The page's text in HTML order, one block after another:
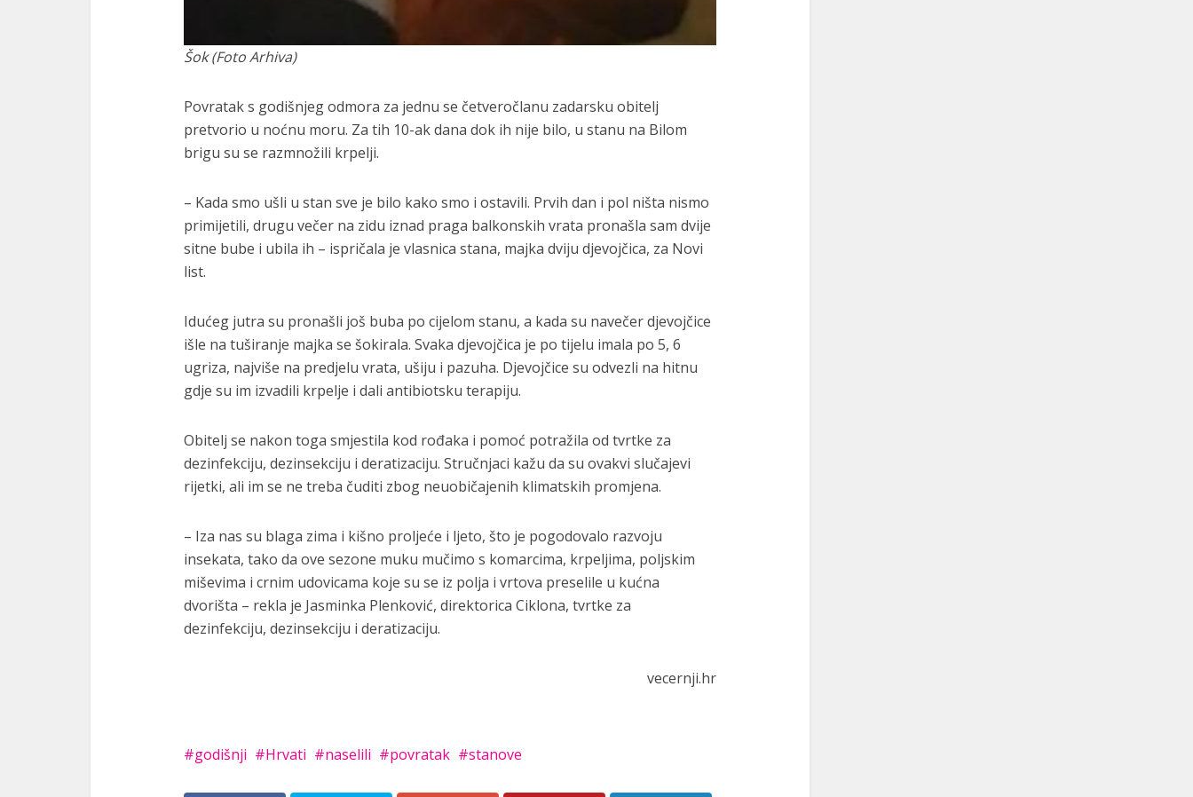
Šok (Foto Arhiva)
Povratak s godišnjeg odmora za jednu se četveročlanu zadarsku obitelj
pretvorio u noćnu moru. Za tih 10-ak dana dok ih nije bilo, u stanu na Bilom
brigu su se razmnožili krpelji.
– Kada smo ušli u stan sve je bilo kako smo i ostavili. Prvih dan i pol ništa nismo
primijetili, drugu večer na zidu iznad praga balkonskih vrata pronašla sam dvije
sitne bube i ubila ih – ispričala je vlasnica stana, majka dviju djevojčica, za Novi
list.
Idućeg jutra su pronašli još buba po cijelom stanu, a kada su navečer djevojčice
išle na tuširanje majka se šokirala. Svaka djevojčica je po tijelu imala po 5, 6
ugriza, najviše na predjelu vrata, ušiju i pazuha. Djevojčice su odvezli na hitnu
gdje su im izvadili krpelje i dali antibiotsku terapiju.
Obitelj se nakon toga smjestila kod rođaka i pomoć potražila od tvrtke za
dezinfekciju, dezinsekciju i deratizaciju. Stručnjaci kažu da su ovakvi slučajevi
rijetki, ali im se ne treba čuditi zbog neuobičajenih klimatskih promjena.
– Iza nas su blaga zima i kišno proljeće i ljeto, što je pogodovalo razvoju
insekata, tako da ove sezone muku mučimo s komarcima, krpeljima, poljskim
miševima i crnim udovicama koje su se iz polja i vrtova preselile u kućna
dvorišta – rekla je Jasminka Plenković, direktorica Ciklona, tvrtke za
dezinfekciju, dezinsekciju i deratizaciju.
vecernji.hr
godišnji Hrvati naselili povratak stanove